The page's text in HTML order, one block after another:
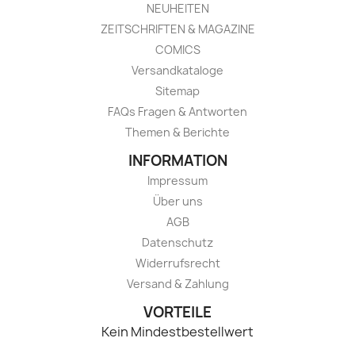
NEUHEITEN
ZEITSCHRIFTEN & MAGAZINE
COMICS
Versandkataloge
Sitemap
FAQs Fragen & Antworten
Themen & Berichte
INFORMATION
Impressum
Über uns
AGB
Datenschutz
Widerrufsrecht
Versand & Zahlung
VORTEILE
Kein Mindestbestellwert